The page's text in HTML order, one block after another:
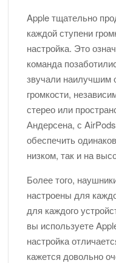
Apple тщательно
каждой ступени
настройка. Это
команда
звучали наилучшим
громкости,
стерео или
Андерсена, с
обеспечить
низком, так и на
Более того,
настроены для
для каждого
вы используете
настройка
кажется довольно